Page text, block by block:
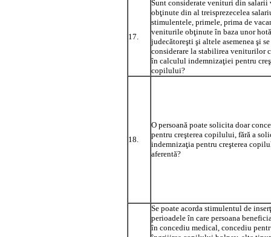
17.
Sunt considerate venituri din
obţinute din al treisprezecelea
stimulentele, primele, prima de
veniturile obţinute în baza unor
judecătoreşti şi altele asemenea şi
considerare la stabilirea veniturilor
în calculul indemnizaţiei pentru
copilului?
18.
O persoană poate solicita doar
pentru creşterea copilului, fără a
indemnizaţia pentru creşterea
aferentă?
Se poate acorda stimulentul de
perioadele în care persoana
în concediu medical, concediu